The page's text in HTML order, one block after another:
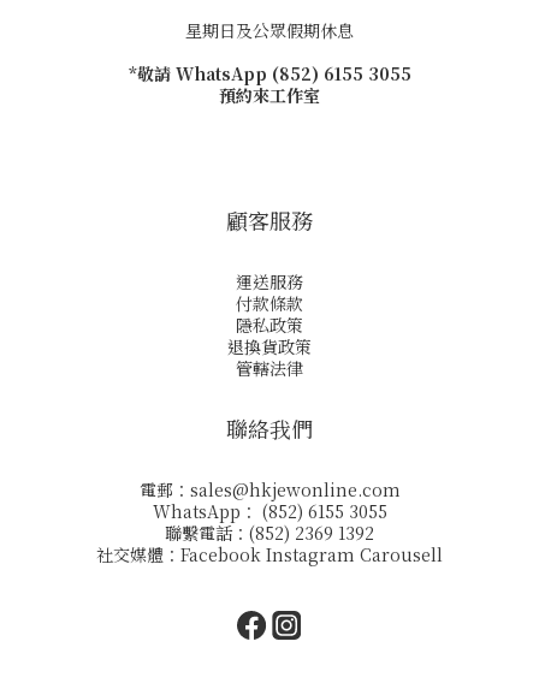
星期日及公眾假期休息
*敬請 WhatsApp (852) 6155 3055
預約來工作室
顧客服務
運送服務
付款條款
隱私政策
退換貨政策
管轄法律
聯絡我們
電郵： sales@hkjewonline.com
WhatsApp： (852) 6155 3055
聯繫電話：(852) 2369 1392
社交媒體： Facebook Instagram Carousell